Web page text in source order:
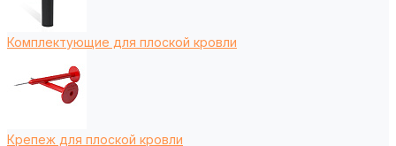
Комплектующие для плоской кровли
Крепеж для плоской кровли